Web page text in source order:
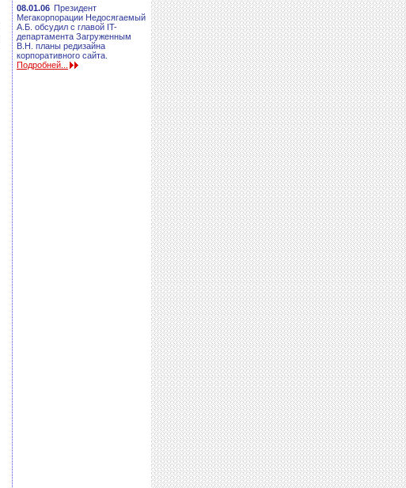
08.01.06 Президент
Мегакорпорации Недосягаемый
А.Б. обсудил с главой IT-
департамента Загруженным
В.Н. планы редизайна
корпоративного сайта.
Подробней...